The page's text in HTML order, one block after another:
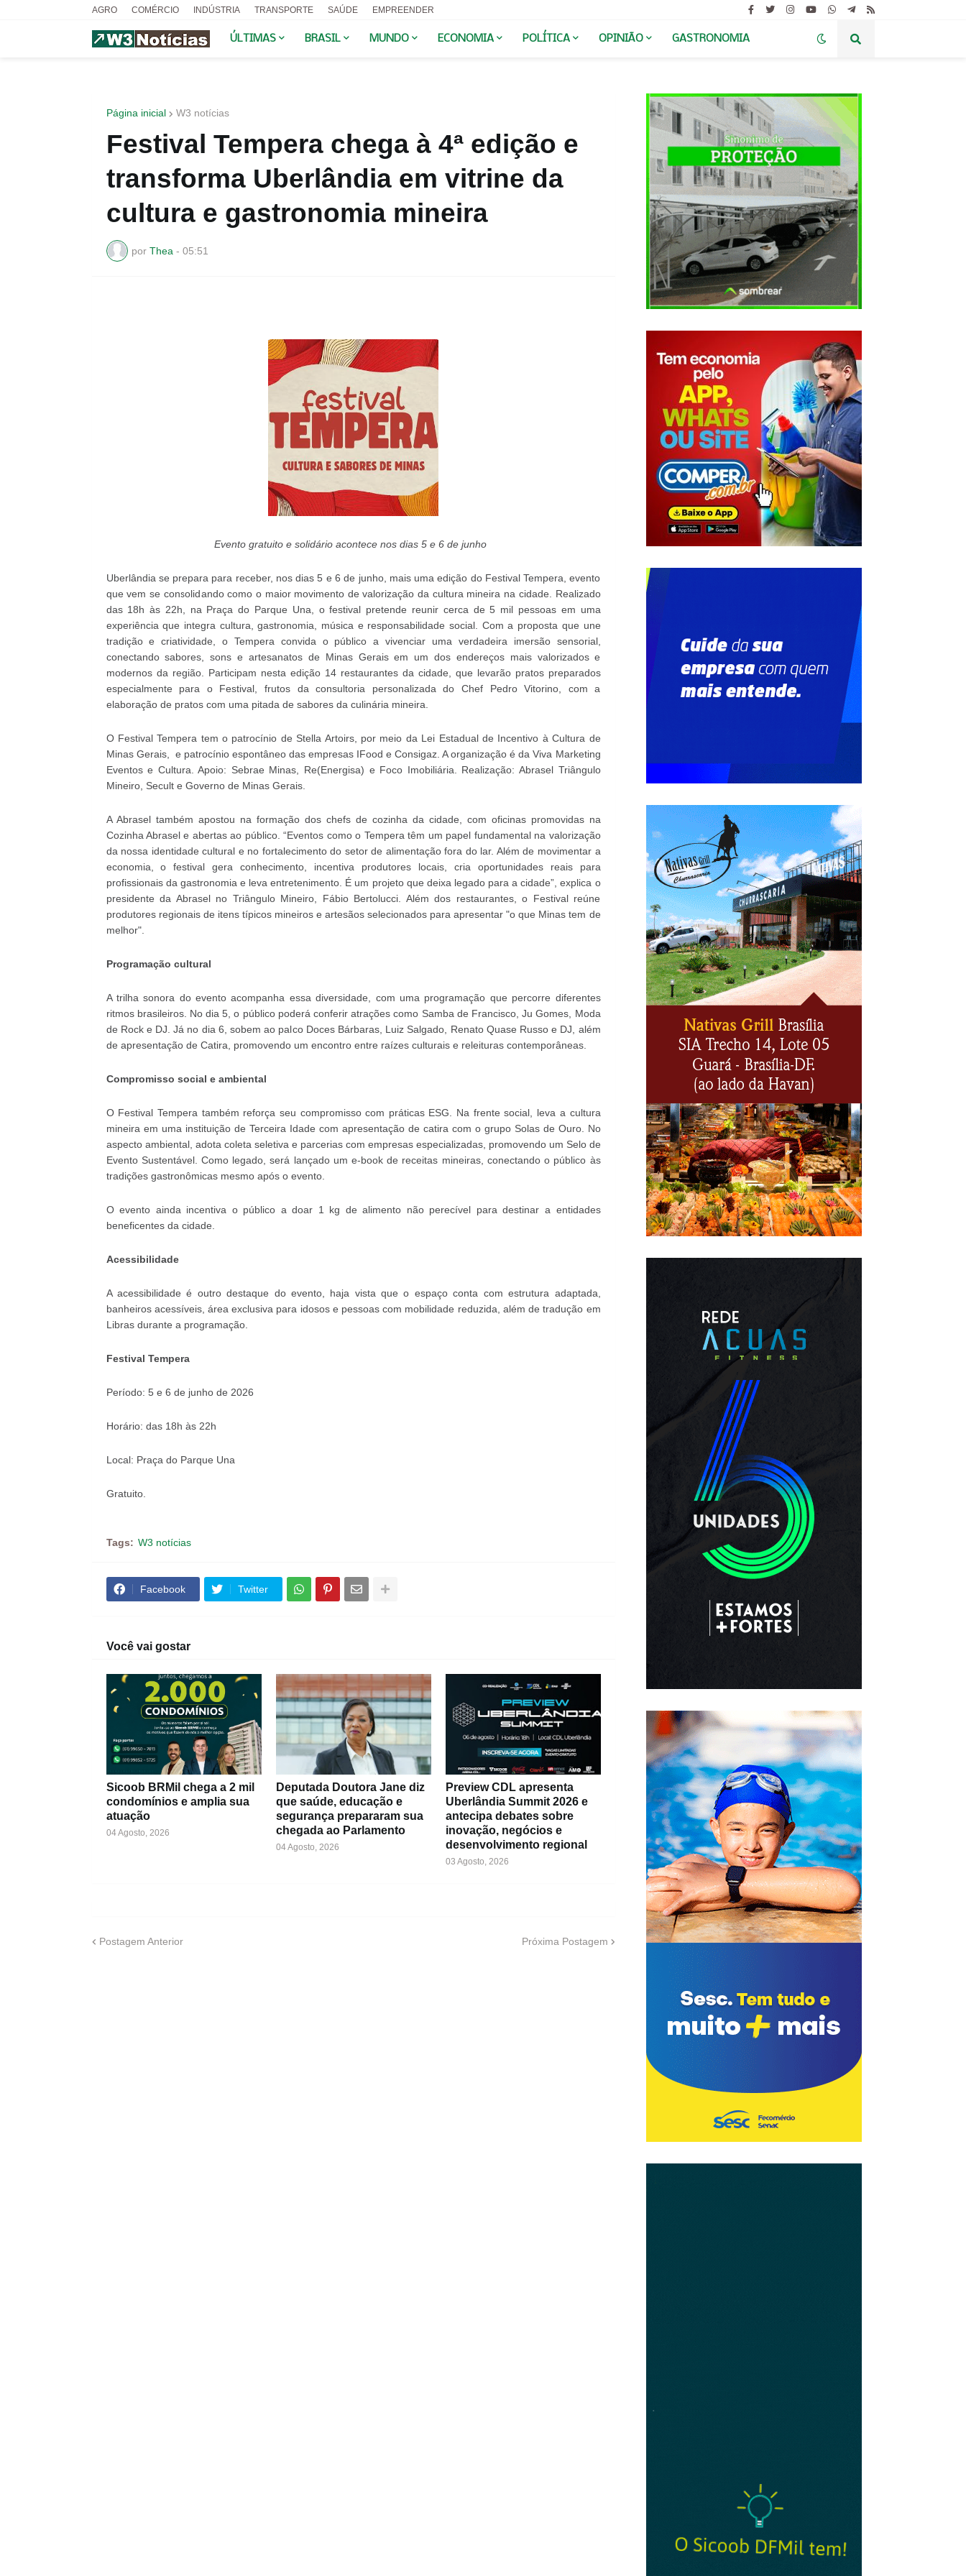
AGRO COMÉRCIO INDÚSTRIA TRANSPORTE SAÚDE EMPREENDER
ÚLTIMAS BRASIL MUNDO ECONOMIA POLÍTICA OPINIÃO GASTRONOMIA
Página inicial W3 notícias
Festival Tempera chega à 4ª edição e
transforma Uberlândia em vitrine da
cultura e gastronomia mineira
por Thea - 05:51
Evento gratuito e solidário acontece nos dias 5 e 6 de junho
Uberlândia se prepara para receber, nos dias 5 e 6 de junho, mais uma edição do Festival Tempera, evento
que vem se consolidando como o maior movimento de valorização da cultura mineira na cidade. Realizado
das 18h às 22h, na Praça do Parque Una, o festival pretende reunir cerca de 5 mil pessoas em uma
experiência que integra cultura, gastronomia, música e responsabilidade social. Com a proposta que une
tradição e criatividade, o Tempera convida o público a vivenciar uma verdadeira imersão sensorial,
conectando sabores, sons e artesanatos de Minas Gerais em um dos endereços mais valorizados e
modernos da região. Participam nesta edição 14 restaurantes da cidade, que levarão pratos preparados
especialmente para o Festival, frutos da consultoria personalizada do Chef Pedro Vitorino, com a
elaboração de pratos com uma pitada de sabores da culinária mineira.
O Festival Tempera tem o patrocínio de Stella Artoirs, por meio da Lei Estadual de Incentivo à Cultura de
Minas Gerais, e patrocínio espontâneo das empresas IFood e Consigaz. A organização é da Viva Marketing
Eventos e Cultura. Apoio: Sebrae Minas, Re(Energisa) e Foco Imobiliária. Realização: Abrasel Triângulo
Mineiro, Secult e Governo de Minas Gerais.
A Abrasel também apostou na formação dos chefs de cozinha da cidade, com oficinas promovidas na
Cozinha Abrasel e abertas ao público. “Eventos como o Tempera têm um papel fundamental na valorização
da nossa identidade cultural e no fortalecimento do setor de alimentação fora do lar. Além de movimentar a
economia, o festival gera conhecimento, incentiva produtores locais, cria oportunidades reais para
profissionais da gastronomia e leva entretenimento. É um projeto que deixa legado para a cidade”, explica o
presidente da Abrasel no Triângulo Mineiro, Fábio Bertolucci. Além dos restaurantes, o Festival reúne
produtores regionais de itens típicos mineiros e artesãos selecionados para apresentar "o que Minas tem de
melhor".
Programação cultural
A trilha sonora do evento acompanha essa diversidade, com uma programação que percorre diferentes
ritmos brasileiros. No dia 5, o público poderá conferir atrações como Samba de Francisco, Ju Gomes, Moda
de Rock e DJ. Já no dia 6, sobem ao palco Doces Bárbaras, Luiz Salgado, Renato Quase Russo e DJ, além
de apresentação de Catira, promovendo um encontro entre raízes culturais e releituras contemporâneas.
Compromisso social e ambiental
O Festival Tempera também reforça seu compromisso com práticas ESG. Na frente social, leva a cultura
mineira em uma instituição de Terceira Idade com apresentação de catira com o grupo Solas de Ouro. No
aspecto ambiental, adota coleta seletiva e parcerias com empresas especializadas, promovendo um Selo de
Evento Sustentável. Como legado, será lançado um e-book de receitas mineiras, conectando o público às
tradições gastronômicas mesmo após o evento.
O evento ainda incentiva o público a doar 1 kg de alimento não perecível para destinar a entidades
beneficentes da cidade.
Acessibilidade
A acessibilidade é outro destaque do evento, haja vista que o espaço conta com estrutura adaptada,
banheiros acessíveis, área exclusiva para idosos e pessoas com mobilidade reduzida, além de tradução em
Libras durante a programação.
Festival Tempera
Período: 5 e 6 de junho de 2026
Horário: das 18h às 22h
Local: Praça do Parque Una
Gratuito.
Tags: W3 notícias
Facebook Twitter
Você vai gostar
Sicoob BRMil chega a 2 mil
condomínios e amplia sua
atuação
04 Agosto, 2026
Deputada Doutora Jane diz
que saúde, educação e
segurança prepararam sua
chegada ao Parlamento
04 Agosto, 2026
Preview CDL apresenta
Uberlândia Summit 2026 e
antecipa debates sobre
inovação, negócios e
desenvolvimento regional
03 Agosto, 2026
Postagem Anterior Próxima Postagem